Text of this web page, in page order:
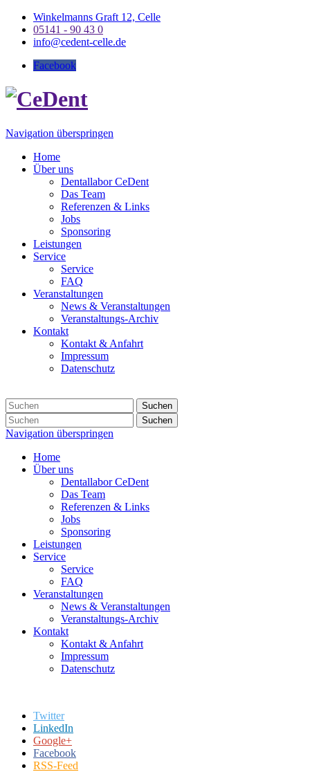
Winkelmanns Graft 12, Celle
05141 - 90 43 0
info@cedent-celle.de
Facebook
Navigation überspringen
Home
Über uns
Dentallabor CeDent
Das Team
Referenzen & Links
Jobs
Sponsoring
Leistungen
Service
Service
FAQ
Veranstaltungen
News & Veranstaltungen
Veranstaltungs-Archiv
Kontakt
Kontakt & Anfahrt
Impressum
Datenschutz
Suchen
Suchen
Navigation überspringen
Home
Über uns
Dentallabor CeDent
Das Team
Referenzen & Links
Jobs
Sponsoring
Leistungen
Service
Service
FAQ
Veranstaltungen
News & Veranstaltungen
Veranstaltungs-Archiv
Kontakt
Kontakt & Anfahrt
Impressum
Datenschutz
Twitter
LinkedIn
Google+
Facebook
RSS-Feed